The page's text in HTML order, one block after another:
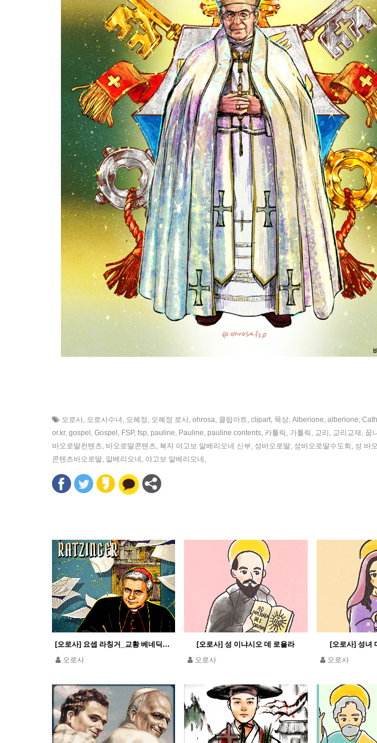
오로사, 오로사수녀 , 오혜정 , 오혜정 로사, ohrosa, 클립아트, clipart, 묵상, Alberione, alberione,
or.kr, gospel , Gospel , FSP, fsp, pauline, Pauline, pauline contents, 카톨릭 , 가톨릭 , 교리 , 교리교재 , 꿈
바오로딸컨텐츠, 바오로딸콘텐츠, 복자 야고보 알베리오네 신부, 성바오로딸, 성바오로딸수도회 , 성 바
콘텐츠바오로딸, 알베리오네 , 야고보 알베리오네 ,
[오로사] 요셉 라칭거_교황 베네딕토 16세
오로사
[오로사] 성 이냐시오 데 로욜라
오로사
[오로사] 성녀
오로사